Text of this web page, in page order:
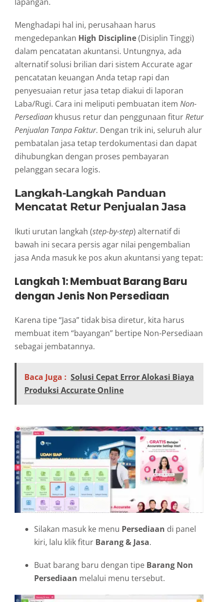
Menghadapi hal ini, perusahaan harus
mengedepankan High Discipline(Disiplin Tinggi)
dalam pencatatan akuntansi. Untungnya, ada
alternatif solusi brilian dari sistem Accurate agar
pencatatan keuangan Anda tetap rapi dan
penyesuaian retur jasa tetap diakui di laporan
Laba/Rugi. Cara ini meliputi pembuatan item Non-
Persediaan khusus retur dan penggunaan fiturRetur
Penjualan Tanpa Faktur. Dengan trik ini, seluruh alur
pembatalan jasa tetap terdokumentasi dan dapat
dihubungkan dengan proses pembayaran
pelanggan secara logis.
Langkah-Langkah Panduan
Mencatat Retur Penjualan Jasa
Ikuti urutan langkah (step-by-step) alternatif di
bawah ini secara persis agar nilai pengembalian
jasa Anda masuk ke pos akun akuntansi yang tepat:
Langkah 1: Membuat Barang Baru
dengan Jenis Non Persediaan
Karena tipe “Jasa” tidak bisa diretur, kita harus
membuat item “bayangan” bertipe Non-Persediaan
sebagai jembatannya.
Baca Juga : Solusi Cepat Error Alokasi Biaya
Produksi Accurate Online
Silakan masuk ke menu Persediaan di panel
kiri, lalu klik fitur Barang & Jasa.
Buat barang baru dengan tipe Barang Non
Persediaan melalui menu tersebut.